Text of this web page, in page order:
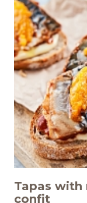
Медиа
Отчеты
КАРЬЕРА
Добро
Tapas with
confit